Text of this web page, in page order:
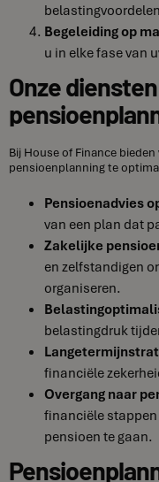
Begeleiding op
u in elke fase van
Onze
Bij House of Finance
pensioenplanning te
Pensioenadvies
van een plan dat
Zakelijke
en zelfstandigen
organiseren.
belastingdruk
financiële
Overgang naar
financiële
pensioen te gaan.